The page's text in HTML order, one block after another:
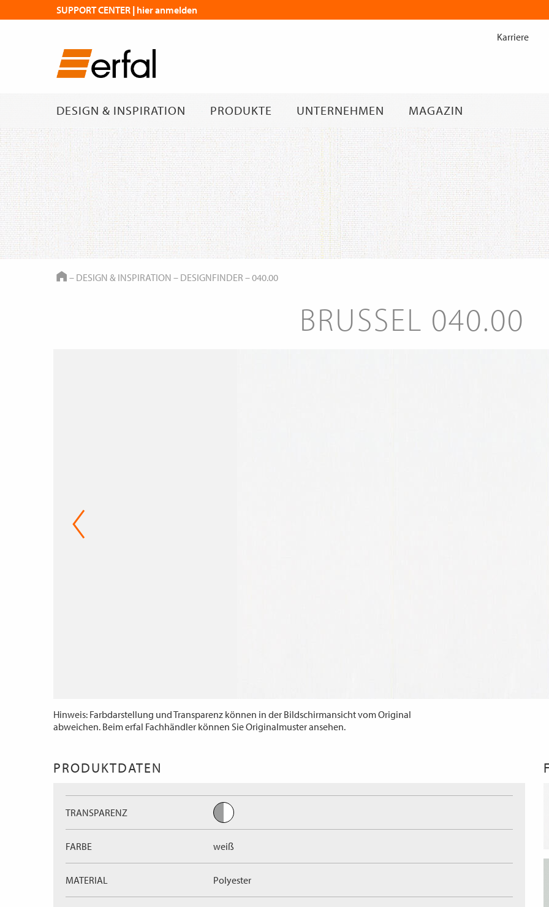
Inhalt
DESIGN & INSPIRATION PRODUKTE UNTERNEHMEN MAGAZIN
Karriere
SUPPORT CENTER | hier anmelden
HOME
– DESIGN & INSPIRATION – DESIGNFINDER –040.00
BRUSSEL 040.00
Hinweis: Farbdarstellung und Transparenz können in der Bildschirmansicht vom Original
abweichen. Beim erfal Fachhändler können Sie Originalmuster ansehen.
PRODUKTDATEN
TRANSPARENZ
FARBE weiß
MATERIAL Polyester